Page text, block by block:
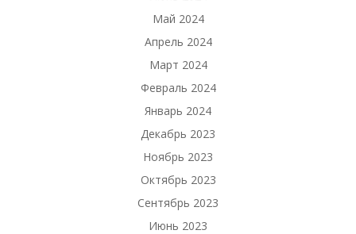
Май 2024
Апрель 2024
Март 2024
Февраль 2024
Январь 2024
Декабрь 2023
Ноябрь 2023
Октябрь 2023
Сентябрь 2023
Июнь 2023